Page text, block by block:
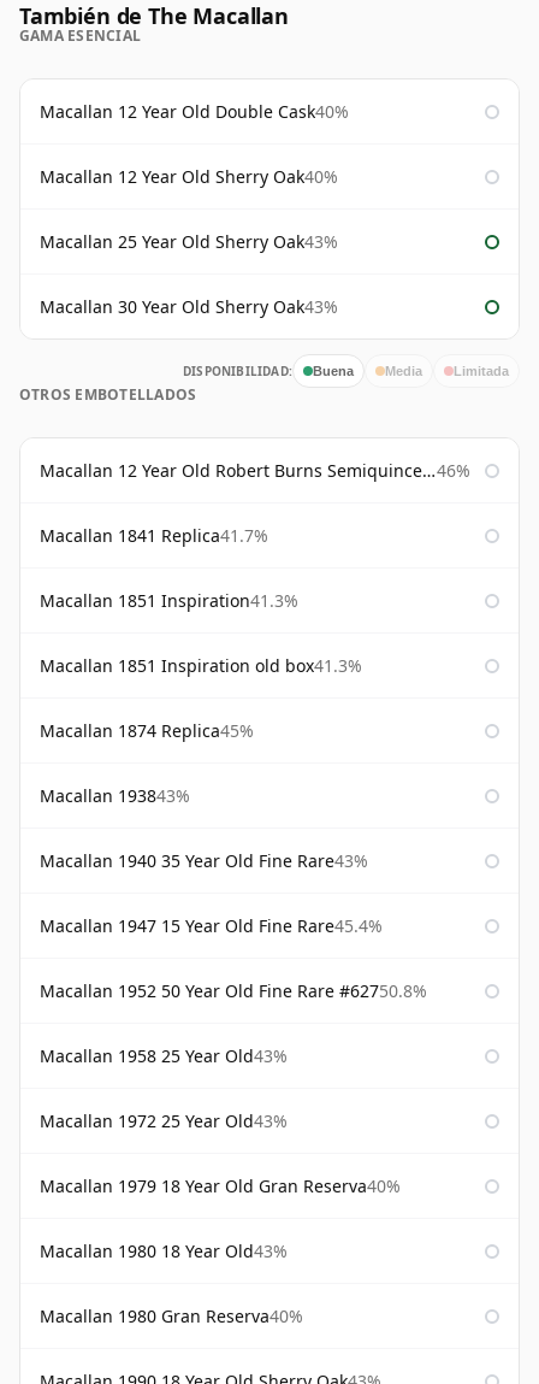
También de The Macallan
GAMA ESENCIAL
Macallan 12 Year Old Double Cask40%
Macallan 12 Year Old Sherry Oak40%
Macallan 25 Year Old Sherry Oak43%
Macallan 30 Year Old Sherry Oak43%
DISPONIBILIDAD: Buena Media Limitada
OTROS EMBOTELLADOS
Macallan 12 Year Old Robert Burns Semiquincentenary 46%
Macallan 1841 Replica41.7%
Macallan 1851 Inspiration41.3%
Macallan 1851 Inspiration old box41.3%
Macallan 1874 Replica45%
Macallan 193843%
Macallan 1940 35 Year Old Fine Rare43%
Macallan 1947 15 Year Old Fine Rare45.4%
Macallan 1952 50 Year Old Fine Rare #62750.8%
Macallan 1958 25 Year Old43%
Macallan 1972 25 Year Old43%
Macallan 1979 18 Year Old Gran Reserva40%
Macallan 1980 18 Year Old43%
Macallan 1980 Gran Reserva40%